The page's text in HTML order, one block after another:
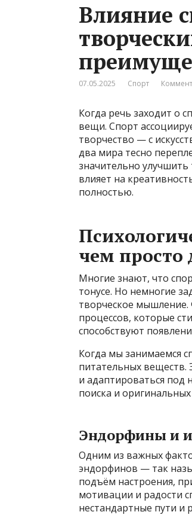
Влияние
07.05.2025 Спорт
Когда речь заходит о
вещи. Спорт
творчество — с
два мира тесно
значительно улучшить
влияет на
полностью.
чем просто
Многие знают, что
тонусе. Но немногие
творческое мышление.
процессов, которые
способствуют
Когда мы занимаемся
питательных веществ.
и адаптироваться под
поиска и
Эндорфины и
Одним из важных
эндорфинов — так
подъём настроения,
мотивации и радости
нестандартные пути и